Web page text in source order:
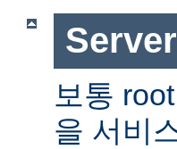
보통
을 서비